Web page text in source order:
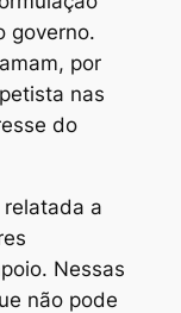
governo.
por
nas
do
a
Nessas
não pode